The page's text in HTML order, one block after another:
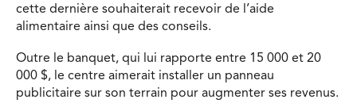
cette dernière souhaiterait recevoir de l’aide
alimentaire ainsi que des conseils.
Outre le banquet, qui lui rapporte entre 15 000 et 20
000 $, le centre aimerait installer un panneau
publicitaire sur son terrain pour augmenter ses revenus.